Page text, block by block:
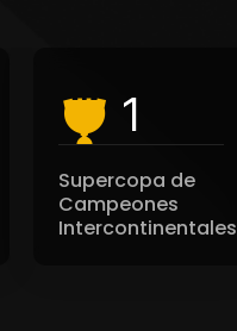
1
Supercopa de
Campeones
Intercontinentales